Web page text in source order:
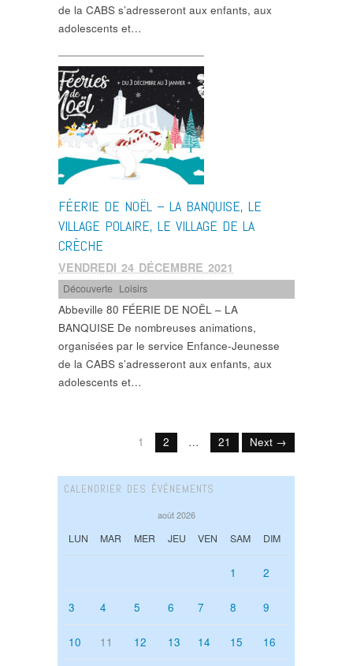
de la CABS s’adresseront aux enfants, aux
adolescents et…
FÉERIE DE NOËL – LA BANQUISE, LE
VILLAGE POLAIRE, LE VILLAGE DE LA
CRÈCHE
VENDREDI 24 DÉCEMBRE 2021
Découverte Loisirs
Abbeville 80 FÉERIE DE NOËL – LA
BANQUISE De nombreuses animations,
organisées par le service Enfance-Jeunesse
de la CABS s’adresseront aux enfants, aux
adolescents et…
1 2 … 21 Next →
CALENDRIER DES ÉVÉNEMENTS
août 2026
LUN MAR MER JEU VEN SAM DIM
1 2
3 4 5 6 7 8 9
10 11 12 13 14 15 16